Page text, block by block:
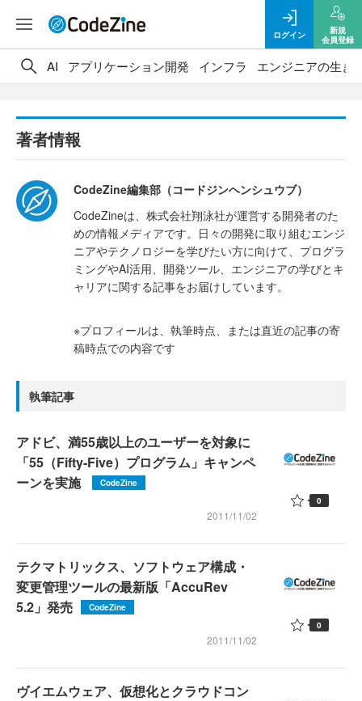
ログイン
新規
会員登録
AI アプリケーション開発 インフラ エンジニアの生き
著者情報
CodeZine編集部（コードジンヘンシュウブ）
CodeZineは、株式会社翔泳社が運営する開発者のた
めの情報メディアです。日々の開発に取り組むエンジ
ニアやテクノロジーを学びたい方に向けて、プログラ
ミングやAI活用、開発ツール、エンジニアの学びとキ
ャリアに関する記事をお届けしています。
※プロフィールは、執筆時点、または直近の記事の寄
稿時点での内容です
執筆記事
アドビ、満55歳以上のユーザーを対象に
「55（Fifty-Five）プログラム」キャンペ
ーンを実施
CodeZine
2011/11/02
0
テクマトリックス、ソフトウェア構成・
変更管理ツールの最新版「AccuRev
5.2」発売
CodeZine
2011/11/02
0
ヴイエムウェア、仮想化とクラウドコン